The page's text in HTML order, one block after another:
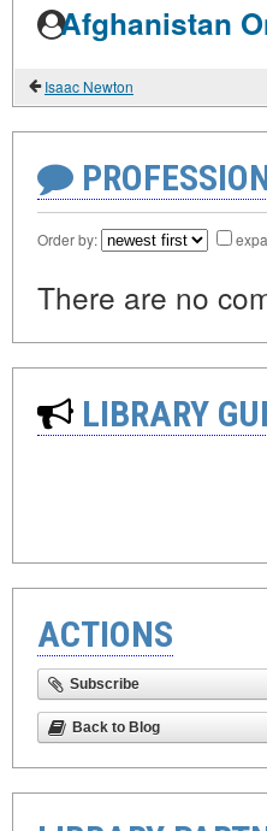
Afghanistan
Isaac Newton
Order by:
There are no
LIBRARY
ACTIONS
Subscribe
Back to Blog